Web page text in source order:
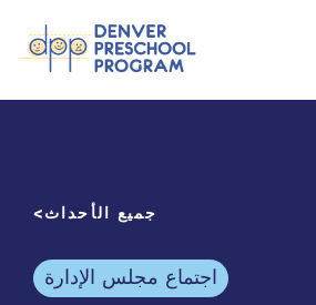
جميع الأحداث
اجتماع مجلس الإدارة